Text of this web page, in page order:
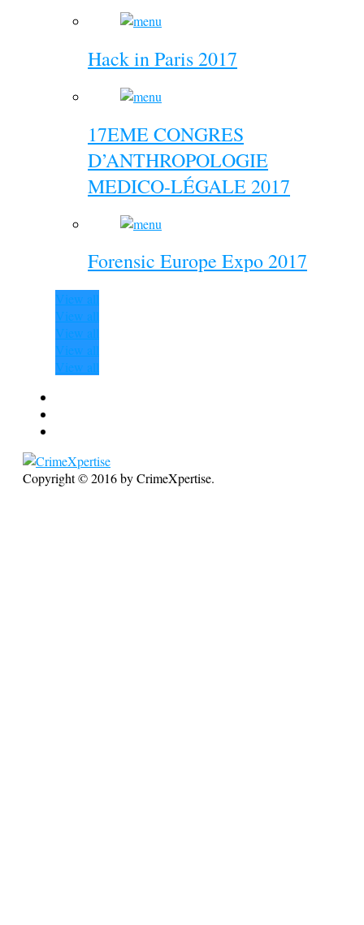
Hack in Paris 2017
17EME CONGRES
D’ANTHROPOLOGIE
MEDICO-LÉGALE 2017
Forensic Europe Expo 2017
View all
View all
View all
View all
View all
Copyright © 2016 by CrimeXpertise.